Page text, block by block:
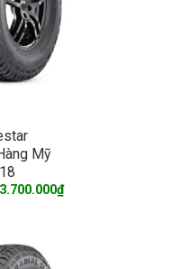
Mỹ
Original
3.700.000₫Current
price